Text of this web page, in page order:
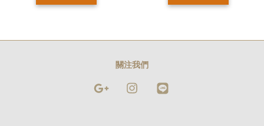
關注我們
Google Instagram